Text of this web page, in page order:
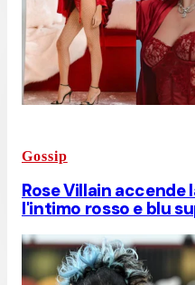
Gossip
Rose Villain accende
l'intimo rosso e blu